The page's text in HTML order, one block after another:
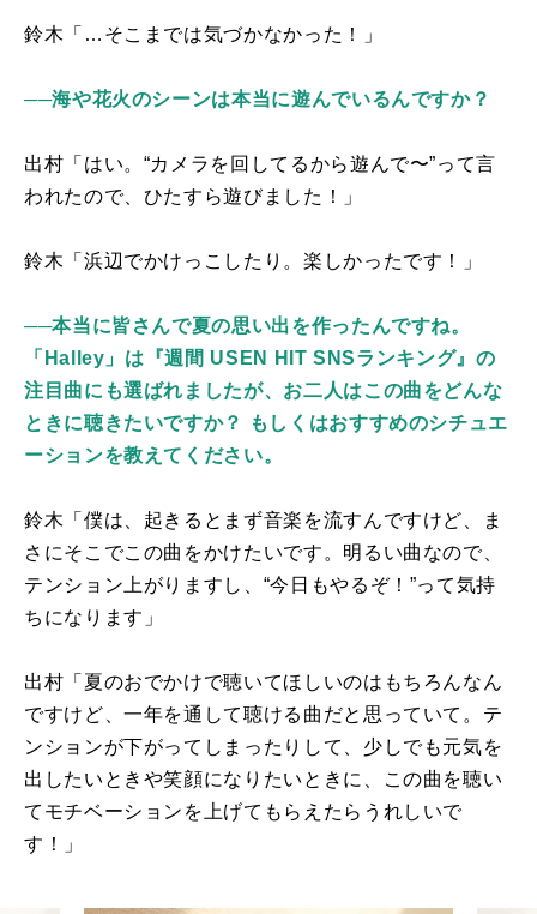
鈴木「…そこまでは気づかなかった！」
──海や花火のシーンは本当に遊んでいるんですか？
出村「はい。“カメラを回してるから遊んで〜”って言
われたので、ひたすら遊びました！」
鈴木「浜辺でかけっこしたり。楽しかったです！」
──本当に皆さんで夏の思い出を作ったんですね。
「Halley」は『週間 USEN HIT SNSランキング』の
注目曲にも選ばれましたが、お二人はこの曲をどんな
ときに聴きたいですか？ もしくはおすすめのシチュエ
ーションを教えてください。
鈴木「僕は、起きるとまず音楽を流すんですけど、ま
さにそこでこの曲をかけたいです。明るい曲なので、
テンション上がりますし、“今日もやるぞ！”って気持
ちになります」
出村「夏のおでかけで聴いてほしいのはもちろんなん
ですけど、一年を通して聴ける曲だと思っていて。テ
ンションが下がってしまったりして、少しでも元気を
出したいときや笑顔になりたいときに、この曲を聴い
てモチベーションを上げてもらえたらうれしいで
す！」